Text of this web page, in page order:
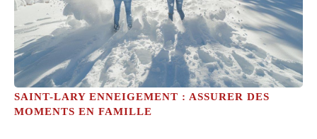
SAINT-LARY ENNEIGEMENT : ASSURER DES
MOMENTS EN FAMILLE